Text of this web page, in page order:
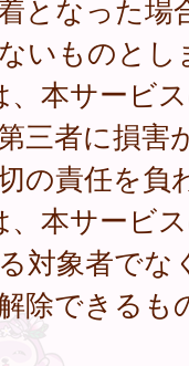
となった場
いものとし
本サービ
三者に損害
の責任を負
本サービ
対象者でな
除できるも